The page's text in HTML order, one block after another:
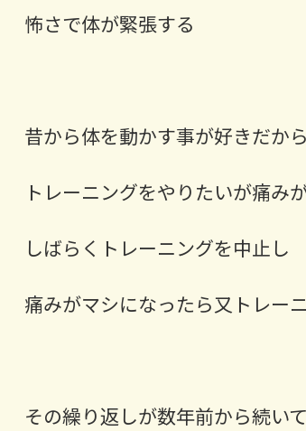
怖さで体が緊張する
昔から体を動かす事が好きだから
トレーニングをやりたいが痛み
しばらくトレーニングを中止し
痛みがマシになったら又トレー
その繰り返しが数年前から続い